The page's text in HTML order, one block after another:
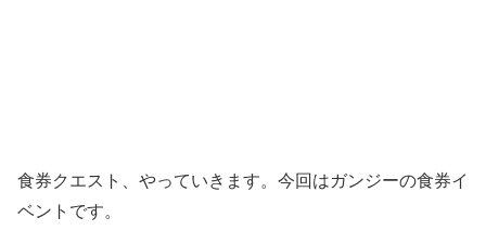
食券クエスト、やっていきます。今回はガンジーの食券イ
ベントです。